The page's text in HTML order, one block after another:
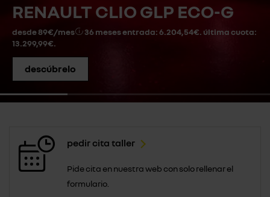
RENAULT CLIO GLP ECO-G
desde 89€/mes
36 meses entrada: 6.204,54€. última cuota:
13.299,99€.
descúbrelo
pedir cita taller
Pide cita en nuestra web con solo rellenar el
formulario.